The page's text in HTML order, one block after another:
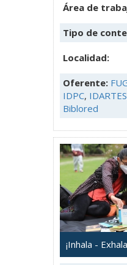
Área de
Tipo de
Localidad:
Oferente:
IDPC, IDARTES
Biblored
¡Inhala -